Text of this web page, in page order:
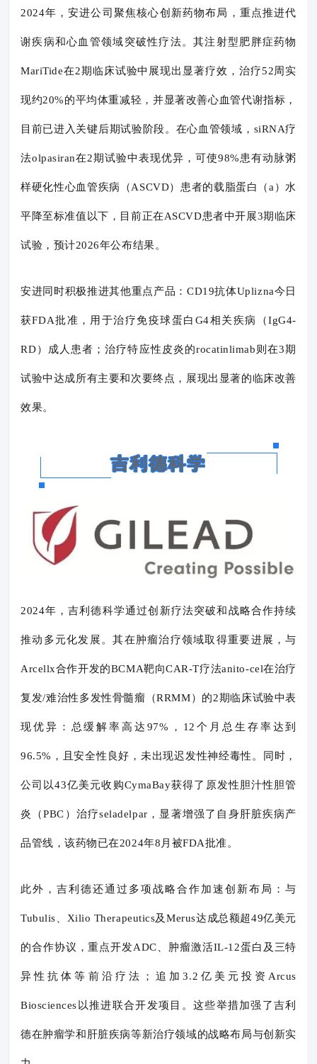
2024年，安进公司聚焦核心创新药物布局，重点推进代
谢疾病和心血管领域突破性疗法。其注射型肥胖症药物
MariTide在2期临床试验中展现出显著疗效，治疗52周实
现约20%的平均体重减轻，并显著改善心血管代谢指标，
目前已进入关键后期试验阶段。在心血管领域，siRNA疗
法olpasiran在2期试验中表现优异，可使98%患有动脉粥
样硬化性心血管疾病（ASCVD）患者的载脂蛋白（a）水
平降至标准值以下，目前正在ASCVD患者中开展3期临床
试验，预计2026年公布结果。
安进同时积极推进其他重点产品：CD19抗体Uplizna今日
获FDA批准，用于治疗免疫球蛋白G4相关疾病（IgG4-
RD）成人患者；治疗特应性皮炎的rocatinlimab则在3期
试验中达成所有主要和次要终点，展现出显著的临床改善
效果。
吉利德科学
2024年，吉利德科学通过创新疗法突破和战略合作持续
推动多元化发展。其在肿瘤治疗领域取得重要进展，与
Arcellx合作开发的BCMA靶向CAR-T疗法anito-cel在治疗
复发/难治性多发性骨髓瘤（RRMM）的2期临床试验中表
现优异：总缓解率高达97%，12个月总生存率达到
96.5%，且安全性良好，未出现迟发性神经毒性。同时，
公司以43亿美元收购CymaBay获得了原发性胆汁性胆管
炎（PBC）治疗seladelpar，显著增强了自身肝脏疾病产
品管线，该药物已在2024年8月被FDA批准。
此外，吉利德还通过多项战略合作加速创新布局：与
Tubulis、Xilio Therapeutics及Merus达成总额超49亿美元
的合作协议，重点开发ADC、肿瘤激活IL-12蛋白及三特
异性抗体等前沿疗法；追加3.2亿美元投资Arcus
Biosciences以推进联合开发项目。这些举措加强了吉利
德在肿瘤学和肝脏疾病等新治疗领域的战略布局与创新实